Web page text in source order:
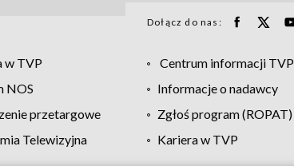
Dołącz do nas:
w TVP Centrum informacji TVP
NOS Informacje o nadawcy
przetargowe Zgłoś program (ROPAT)
Telewizyjna Kariera w TVP